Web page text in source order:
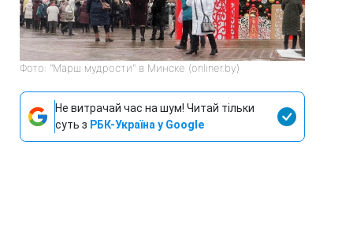
Фото: "Марш мудрости" в Минске (onliner.by)
Не витрачай час на шум! Читай тільки
суть з РБК-Україна у Google